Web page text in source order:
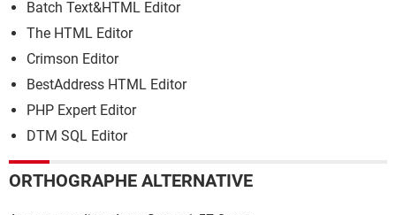
Batch Text&HTML Editor
The HTML Editor
Crimson Editor
BestAddress HTML Editor
PHP Expert Editor
DTM SQL Editor
ORTHOGRAPHE ALTERNATIVE